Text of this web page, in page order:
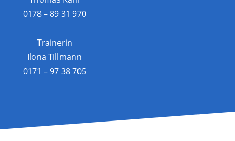
0178 – 89 31 970
Trainerin
Ilona Tillmann
0171 – 97 38 705